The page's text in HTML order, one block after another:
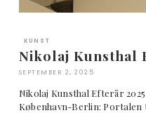
KUNST
Nikolaj Kunsthal
SEPTEMBER 2, 2025
Nikolaj Kunsthal Efterår
København-Berlin: Portalen